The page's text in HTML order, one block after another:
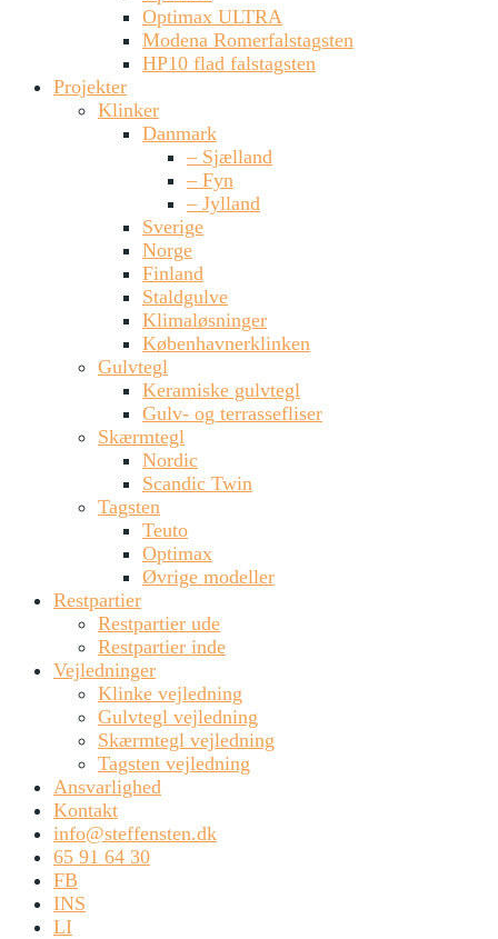
Optimax ULTRA
Modena Romerfalstagsten
HP10 flad falstagsten
Projekter
Klinker
Danmark
– Sjælland
– Fyn
– Jylland
Sverige
Norge
Finland
Staldgulve
Klimaløsninger
Københavnerklinken
Gulvtegl
Keramiske gulvtegl
Gulv- og terrassefliser
Skærmtegl
Nordic
Scandic Twin
Tagsten
Teuto
Optimax
Øvrige modeller
Restpartier
Restpartier ude
Restpartier inde
Vejledninger
Klinke vejledning
Gulvtegl vejledning
Skærmtegl vejledning
Tagsten vejledning
Ansvarlighed
Kontakt
info@steffensten.dk
65 91 64 30
FB
INS
LI